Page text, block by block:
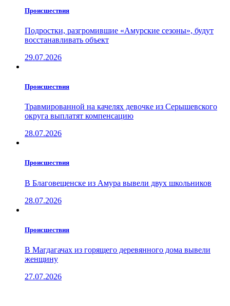
Проиcшествия
Подростки, разгромившие «Амурские сезоны», будут
восстанавливать объект
29.07.2026
Проиcшествия
Травмированной на качелях девочке из Серышевского
округа выплатят компенсацию
28.07.2026
Проиcшествия
В Благовещенске из Амура вывели двух школьников
28.07.2026
Проиcшествия
В Магдагачах из горящего деревянного дома вывели
женщину
27.07.2026